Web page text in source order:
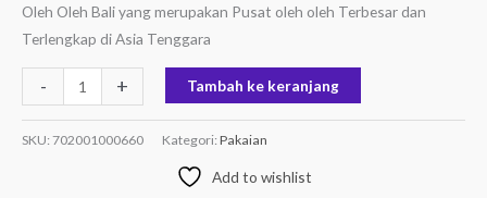
Oleh Oleh Bali yang merupakan Pusat oleh oleh Terbesar dan
Terlengkap di Asia Tenggara
- + Tambah ke keranjang
SKU: 702001000660 Kategori: Pakaian
Add to wishlist